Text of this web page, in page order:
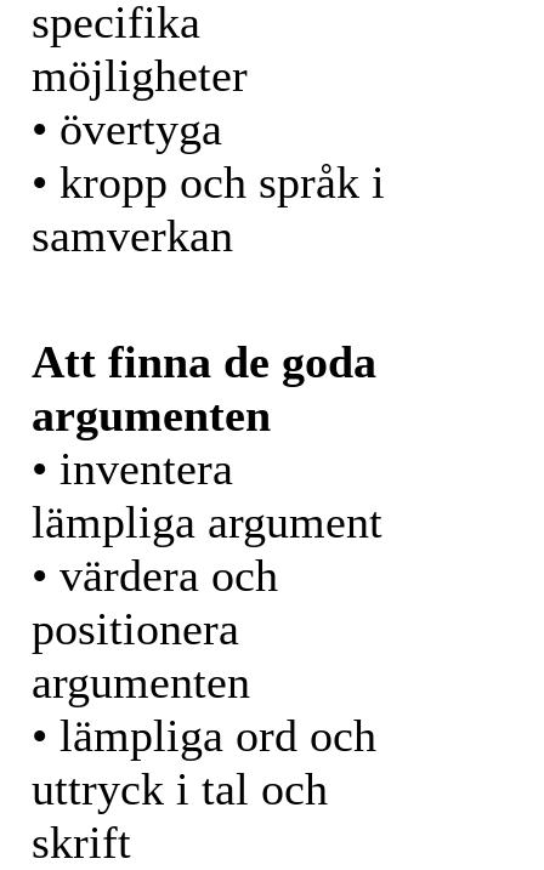
specifika
möjligheter
• övertyga
• kropp och språk i
samverkan
Att finna de goda
argumenten
• inventera
lämpliga argument
• värdera och
positionera
argumenten
• lämpliga ord och
uttryck i tal och
skrift